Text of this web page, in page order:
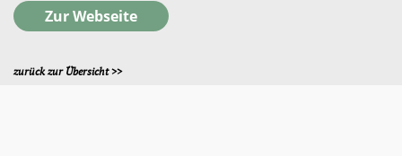
Zur Webseite
zurück zur Übersicht >>